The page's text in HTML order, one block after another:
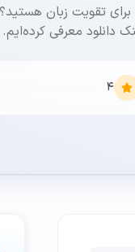
دانلود معرفی کرده‌ایم.
4